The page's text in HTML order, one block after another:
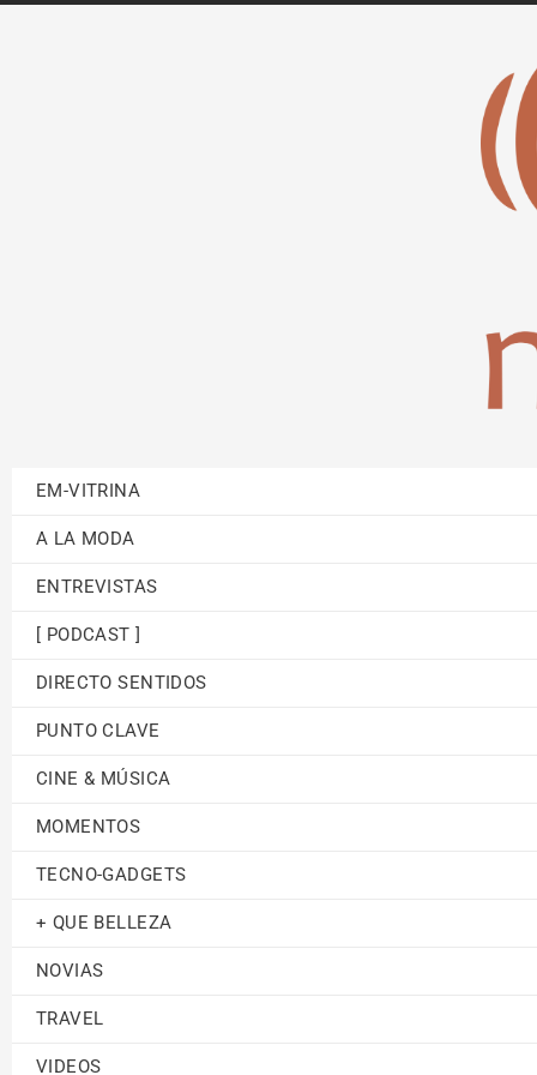
EM-VITRINA
A LA MODA
ENTREVISTAS
[ PODCAST ]
DIRECTO SENTIDOS
PUNTO CLAVE
CINE & MÚSICA
MOMENTOS
TECNO-GADGETS
+ QUE BELLEZA
NOVIAS
TRAVEL
VIDEOS